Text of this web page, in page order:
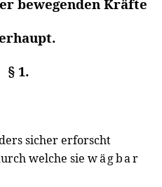
bewegenden Kräfte
§ 1.
sicher erforscht
welche sie wägbar